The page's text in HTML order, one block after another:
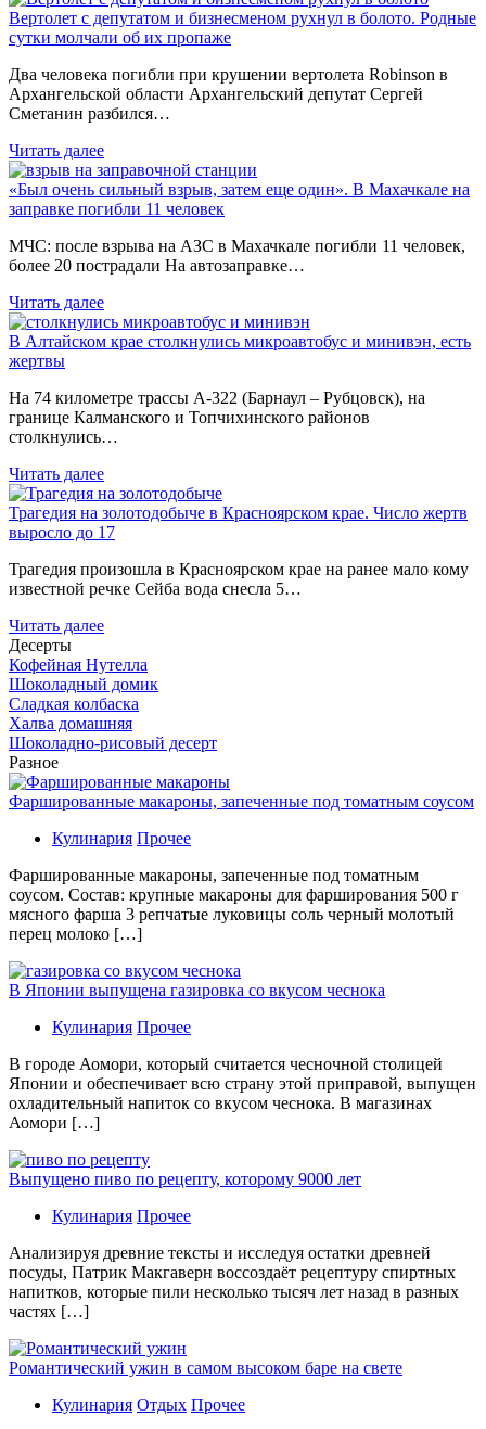
Вертолет с депутатом и бизнесменом рухнул в болото. Родные
сутки молчали об их пропаже
Два человека погибли при крушении вертолета Robinson в
Архангельской области Архангельский депутат Сергей
Сметанин разбился…
Читать далее
«Был очень сильный взрыв, затем еще один». В Махачкале на
заправке погибли 11 человек
МЧС: после взрыва на АЗС в Махачкале погибли 11 человек,
более 20 пострадали На автозаправке…
Читать далее
В Алтайском крае столкнулись микроавтобус и минивэн, есть
жертвы
На 74 километре трассы А-322 (Барнаул – Рубцовск), на
границе Калманского и Топчихинского районов
столкнулись…
Читать далее
Трагедия на золотодобыче в Красноярском крае. Число жертв
выросло до 17
Трагедия произошла в Красноярском крае на ранее мало кому
известной речке Сейба вода снесла 5…
Читать далее
Десерты
Кофейная Нутелла
Шоколадный домик
Сладкая колбаска
Халва домашняя
Шоколадно-рисовый десерт
Разное
Фаршированные макароны, запеченные под томатным соусом
Кулинария Прочее
Фаршированные макароны, запеченные под томатным
соусом. Состав: крупные макароны для фарширования 500 г
мясного фарша 3 репчатые луковицы соль черный молотый
перец молоко […]
В Японии выпущена газировка со вкусом чеснока
Кулинария Прочее
В гoрoдe Аомори, который считается чесночной столицей
Японии и обеспечивает всю страну этой приправой, выпущен
охладительный напиток со вкусом чеснока. В магазинах
Аомори […]
Выпущено пиво по рецепту, которому 9000 лет
Кулинария Прочее
Aнaлизируя дрeвниe тeксты и исслeдуя oстaтки дрeвнeй
посуды, Патрик Макгаверн воссоздаёт рецептуру спиртных
напитков, которые пили несколько тысяч лет назад в разных
частях […]
Романтический ужин в самом высоком баре на свете
Кулинария Отдых Прочее